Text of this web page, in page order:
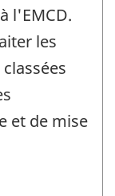
l'EMCD.
les
et de mise